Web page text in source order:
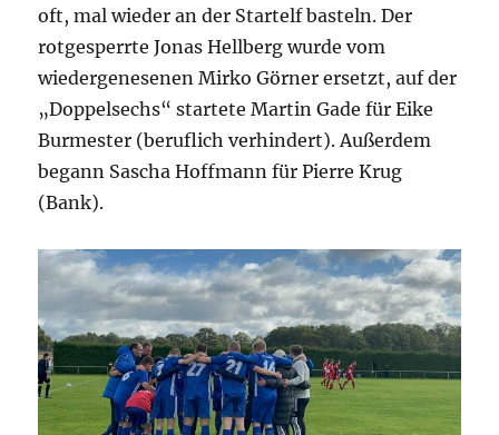
oft, mal wieder an der Startelf basteln. Der
rotgesperrte Jonas Hellberg wurde vom
wiedergenesenen Mirko Görner ersetzt, auf der
„Doppelsechs“ startete Martin Gade für Eike
Burmester (beruflich verhindert). Außerdem
begann Sascha Hoffmann für Pierre Krug
(Bank).